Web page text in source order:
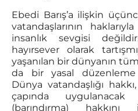
Ebedi Barış’a ilişkin
vatandaşlarının
insanlık sevgisi
hayırsever olarak
yaşanılan bir dünyanın
da bir yasal düzenleme
Dünya vatandaşlığı
çapında
(barındırma)